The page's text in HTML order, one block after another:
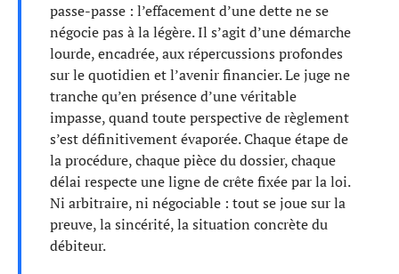
passe-passe : l’effacement d’une dette ne se
négocie pas à la légère. Il s’agit d’une démarche
lourde, encadrée, aux répercussions profondes
sur le quotidien et l’avenir financier. Le juge ne
tranche qu’en présence d’une véritable
impasse, quand toute perspective de règlement
s’est définitivement évaporée. Chaque étape de
la procédure, chaque pièce du dossier, chaque
délai respecte une ligne de crête fixée par la loi.
Ni arbitraire, ni négociable : tout se joue sur la
preuve, la sincérité, la situation concrète du
débiteur.